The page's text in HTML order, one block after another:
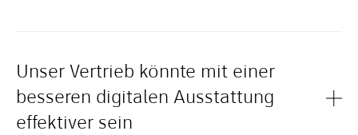
Unser Vertrieb könnte mit einer
besseren digitalen Ausstattung
effektiver sein